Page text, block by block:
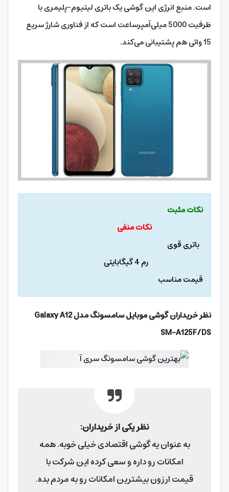
است. منبع انرژی این گوشی یک باتری لیتیوم-پلیمری با
ظرفیت 5000 میلی‌آمپرساعت است که از فناوری شارژ سریع
15 واتی هم پشتیبانی می‌کند.
نکات مثبت
نکات منفی
باتری قوی
رم 4 گیگابایتی
قیمت مناسب
نظر خریداران گوشی موبایل سامسونگ مدلGalaxy A12
SM-A125F/DS
نظر یکی از خریداران:
به عنوان یه گوشی اقتصادی خیلی خوبه. همه
امکانات رو داره و سعی کرده این شرکت با
قیمت ارزون بیشترین امکانات رو به مردم بده.